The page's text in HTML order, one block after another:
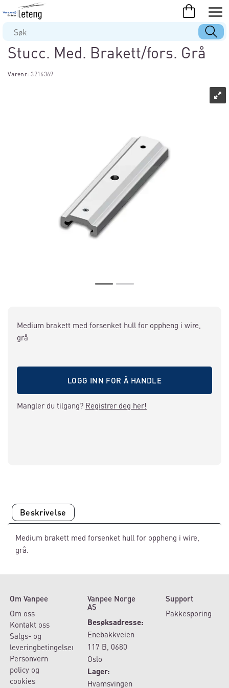
Stucc. Med. Brakett/fors. Grå
Varenr:3216369
Medium brakett med forsenket hull for oppheng i wire,
grå
LOGG INN FOR Å HANDLE
Mangler du tilgang? Registrer deg her!
Beskrivelse
Medium brakett med forsenket hull for oppheng i wire,
grå.
Om Vanpee
Om oss
Kontakt oss
Salgs- og
leveringbetingelser
Personvern
policy og
cookies
Vanpee Norge
AS
Besøksadresse:
Enebakkveien
117 B, 0680
Oslo
Lager:
Hvamsvingen
Support
Pakkesporing